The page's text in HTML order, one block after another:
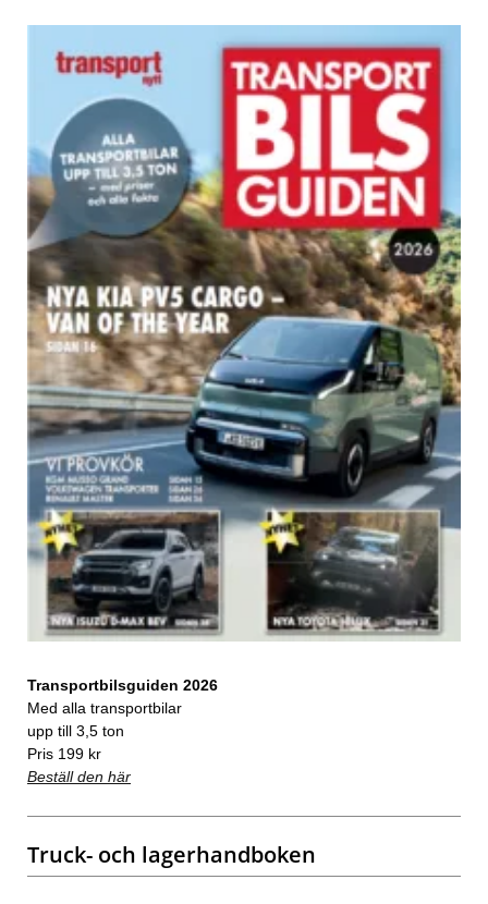
Transportbilsguiden 2026
Med alla transportbilar
upp till 3,5 ton
Pris 199 kr
Beställ den här
Truck- och lagerhandboken